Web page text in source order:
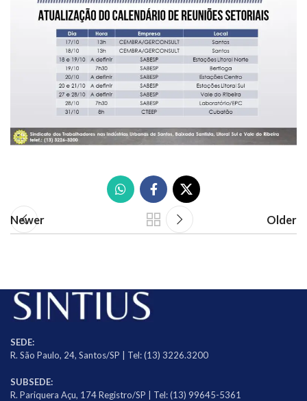
Newer Older
SEDE:
R. São Paulo, 24, Santos/SP | Tel: (13) 3226.3200
SUBSEDE:
R. Pariquera Açu, 174 Registro/SP | Tel: (13) 99645-5361